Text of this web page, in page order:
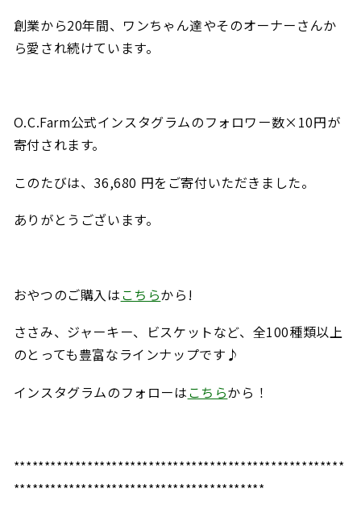
創業から20年間、ワンちゃん達やそのオーナーさんか
ら愛され続けています。
O.C.Farm公式インスタグラムのフォロワー数×10円が
寄付されます。
このたびは、36,680 円をご寄付いただきました。
ありがとうございます。
おやつのご購入はこちらから!
ささみ、ジャーキー、ビスケットなど、全100種類以上
のとっても豊富なラインナップです♪
インスタグラムのフォローはこちらから！
******************************************************
*****************************************